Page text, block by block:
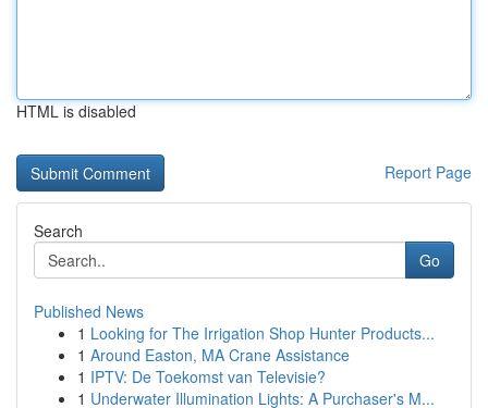
HTML is disabled
Report Page
Search
Go
Published News
1 Looking for The Irrigation Shop Hunter Products...
1 Around Easton, MA Crane Assistance
1 IPTV: De Toekomst van Televisie?
1 Underwater Illumination Lights: A Purchaser's M...